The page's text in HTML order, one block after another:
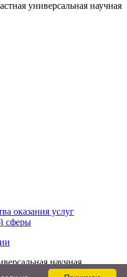
универсальная научная
оказания услуг
сферы
научная